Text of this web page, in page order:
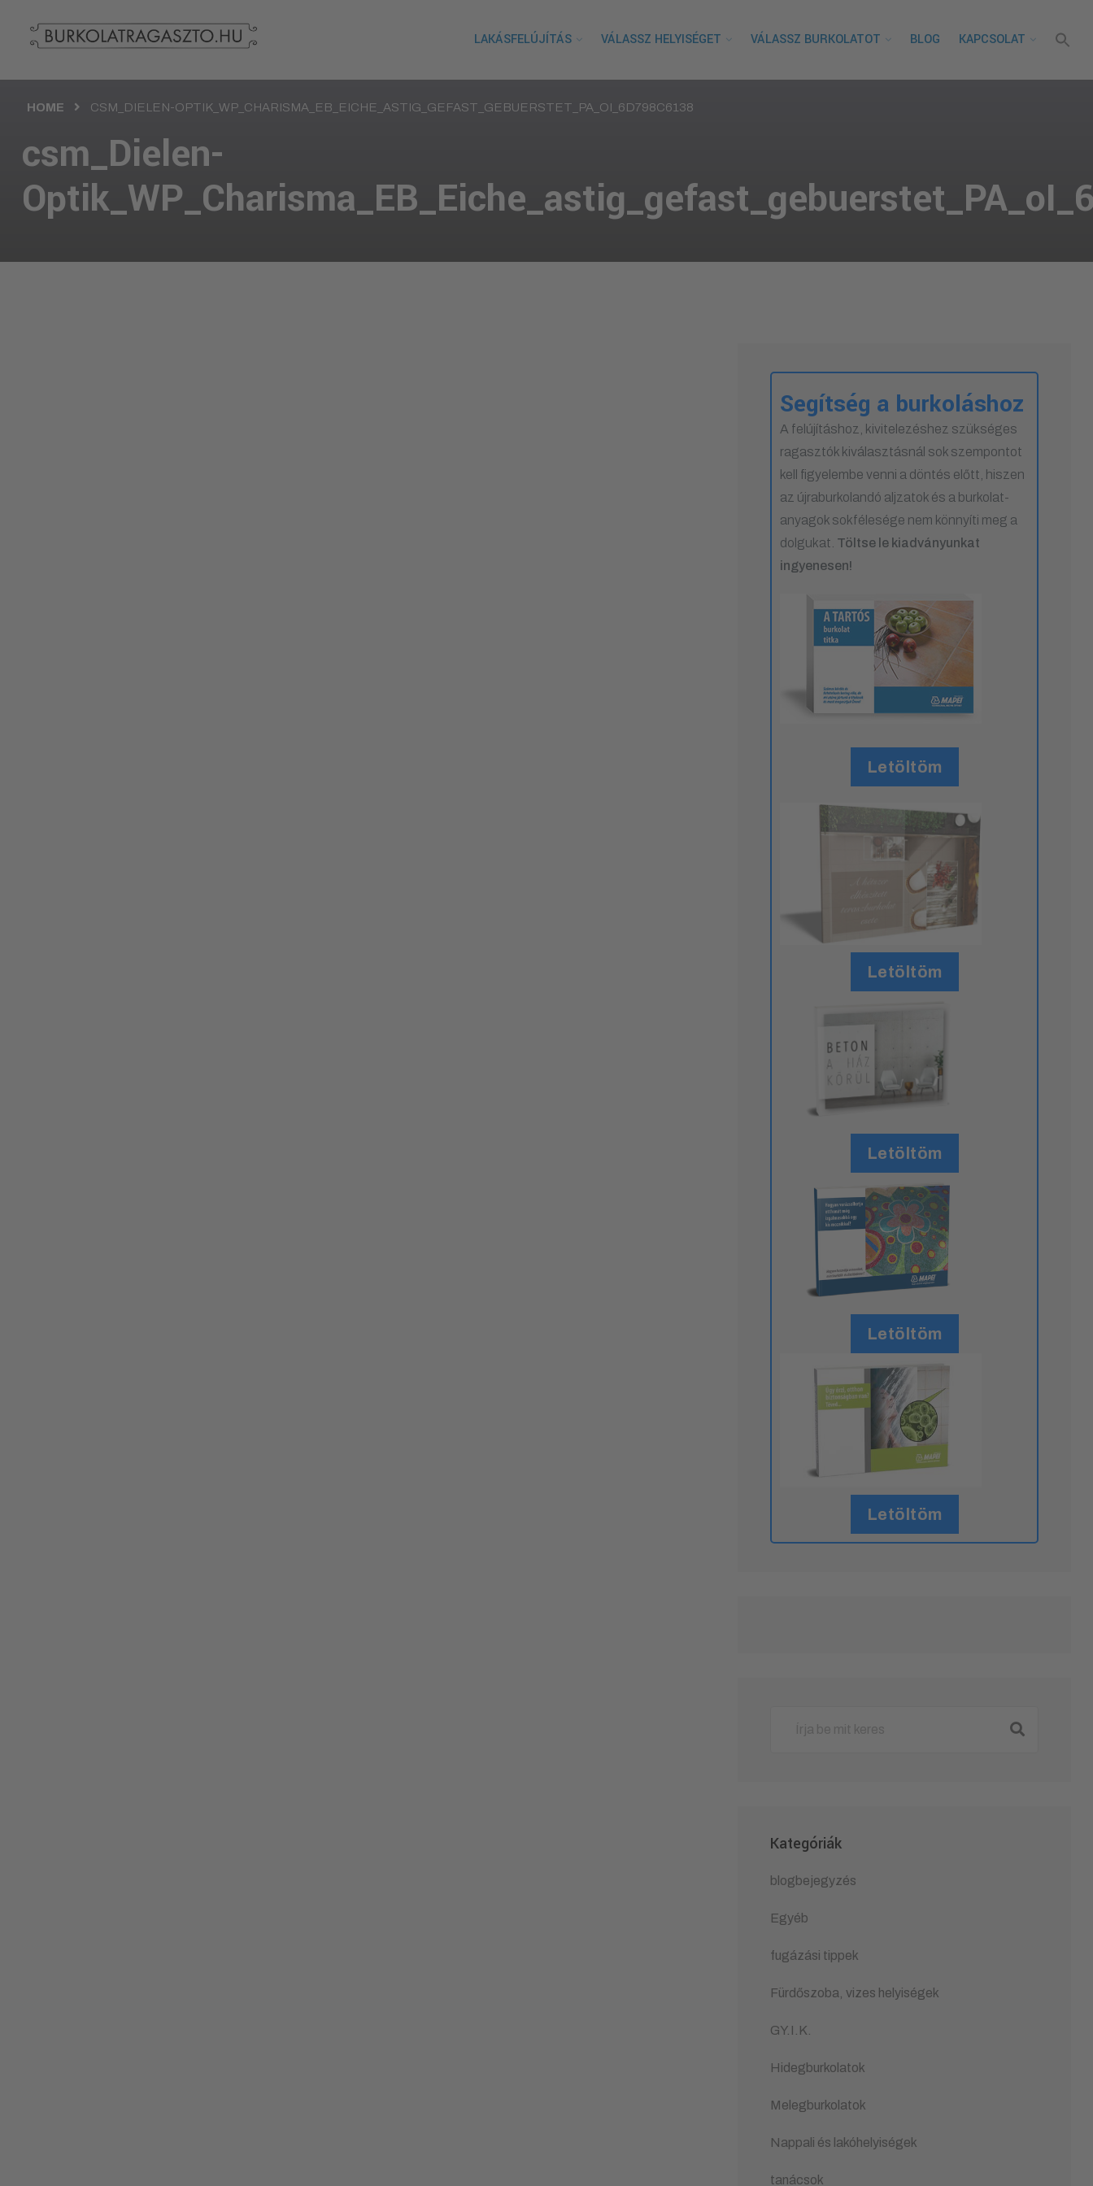
LAKÁSFELÚJÍTÁS VÁLASSZ HELYISÉGET VÁLASSZ BURKOLATOT BLOG KAPCSOLAT
HOME CSM_DIELEN-OPTIK_WP_CHARISMA_EB_EICHE_ASTIG_GEFAST_GEBUERSTET_PA_OI_6D798C6138
csm_Dielen-
Segítség a burkoláshoz
A felújításhoz, kivitelezéshez szükséges
ragasztók kiválasztásnál sok szempontot
kell figyelembe venni a döntés előtt, hiszen
az újraburkolandó aljzatok és a burkolat-
anyagok sokfélesége nem könnyíti meg a
dolgukat. Töltse le kiadványunkat
ingyenesen!
Letöltöm
Letöltöm
Letöltöm
Letöltöm
Letöltöm
Kategóriák
blogbejegyzés
Egyéb
fugázási tippek
Fürdőszoba, vizes helyiségek
GY.I.K.
Hidegburkolatok
Melegburkolatok
Nappali és lakóhelyiségek
tanácsok